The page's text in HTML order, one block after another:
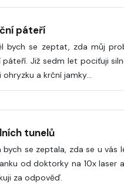
páteří
bych se zeptat, zda můj
Již sedm let pociťuji
a krční jamky…
tunelů
se zeptala, zda se u vás
od doktorky na 10x laser
za odpověď.